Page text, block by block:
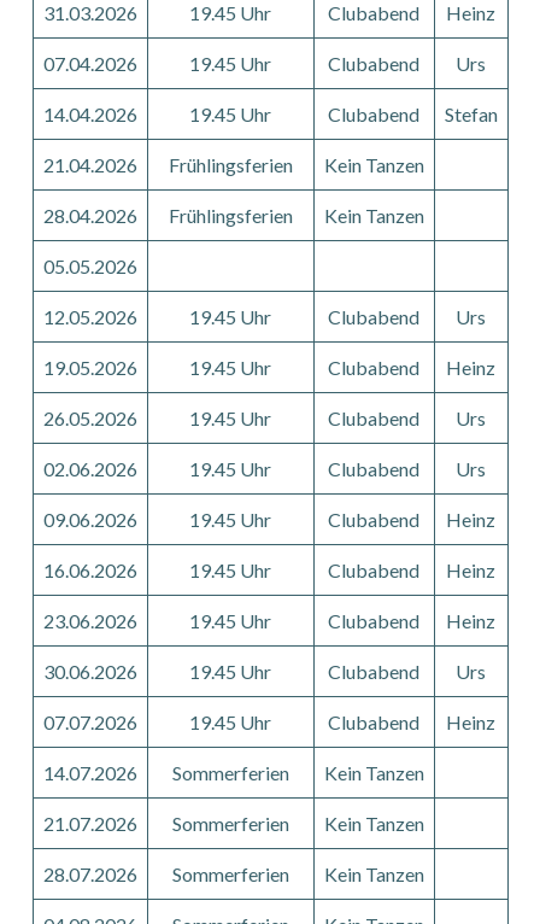
31.03.2026 19.45 Uhr Clubabend Heinz
07.04.2026 19.45 Uhr Clubabend Urs
14.04.2026 19.45 Uhr Clubabend Stefan
21.04.2026 Frühlingsferien Kein Tanzen
28.04.2026 Frühlingsferien Kein Tanzen
05.05.2026
12.05.2026 19.45 Uhr Clubabend Urs
19.05.2026 19.45 Uhr Clubabend Heinz
26.05.2026 19.45 Uhr Clubabend Urs
02.06.2026 19.45 Uhr Clubabend Urs
09.06.2026 19.45 Uhr Clubabend Heinz
16.06.2026 19.45 Uhr Clubabend Heinz
23.06.2026 19.45 Uhr Clubabend Heinz
30.06.2026 19.45 Uhr Clubabend Urs
07.07.2026 19.45 Uhr Clubabend Heinz
14.07.2026 Sommerferien Kein Tanzen
21.07.2026 Sommerferien Kein Tanzen
28.07.2026 Sommerferien Kein Tanzen